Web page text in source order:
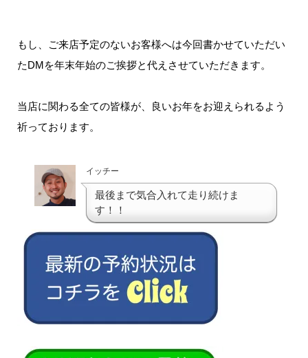
もし、ご来店予定のないお客様へは今回書かせていただい
たDMを年末年始のご挨拶と代えさせていただきます。
当店に関わる全ての皆様が、良いお年をお迎えられるよう
祈っております。
イッチー
最後まで気合入れて走り続けま
す！！